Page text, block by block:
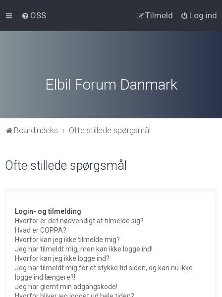
OSS Log ind
Tilmeld
Elbil Forum Danmark
Boardindeks Ofte stillede spørgsmål
Ofte stillede spørgsmål
Login- og tilmelding
Hvorfor er det nødvendigt at tilmelde sig?
Hvad er COPPA?
Hvorfor kan jeg ikke tilmelde mig?
Jeg har tilmeldt mig, men kan ikke logge ind!
Hvorfor kan jeg ikke logge ind?
Jeg har tilmeldt mig for et stykke tid siden, og kan nu ikke
logge ind længere?!
Jeg har glemt min adgangskode!